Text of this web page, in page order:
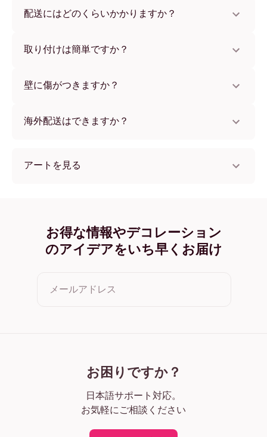
フレームカラーからお選びいただけます。
配送にはどのくらいかかりますか？
用いただけます。ご注文後、追跡番号をお知らせします。
取り付けは簡単ですか？
をつけないため、賃貸のお部屋でも安心してお使いいただ
壁に傷がつきますか？
海外配送はできますか？
アートを見る
collectionSeasonal (12) オーク
collectionSeasonal (12) ワイド ブラック
collectionSeasonal (12) ワイド ホワイト
お得な情報やデコレーション
のアイデアをいち早くお届け
メールアドレス
お困りですか？
日本語サポート対応。
お気軽にご相談ください